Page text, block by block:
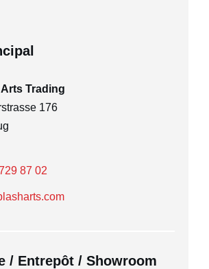
Trading
176
87 02
/ Entrepôt / Showroom